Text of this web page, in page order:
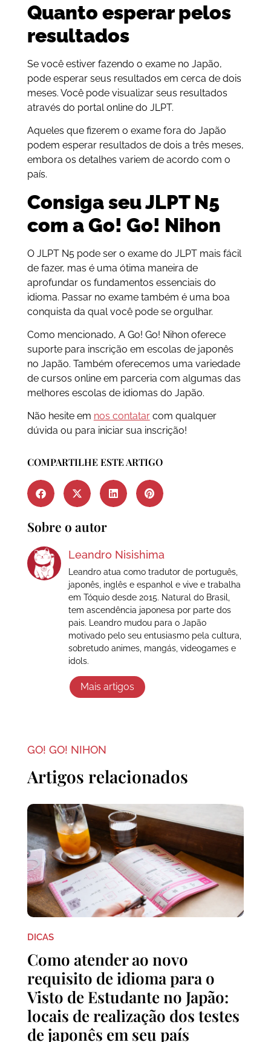
Quanto esperar pelos
resultados
Se você estiver fazendo o exame no Japão,
pode esperar seus resultados em cerca de dois
meses. Você pode visualizar seus resultados
através do portal online do JLPT.
Aqueles que fizerem o exame fora do Japão
podem esperar resultados de dois a três meses,
embora os detalhes variem de acordo com o
país.
Consiga seu JLPT N5
com a Go! Go! Nihon
O JLPT N5 pode ser o exame do JLPT mais fácil
de fazer, mas é uma ótima maneira de
aprofundar os fundamentos essenciais do
idioma. Passar no exame também é uma boa
conquista da qual você pode se orgulhar.
Como mencionado, A Go! Go! Nihon oferece
suporte para inscrição em escolas de japonês
no Japão. Também oferecemos uma variedade
de cursos online em parceria com algumas das
melhores escolas de idiomas do Japão.
Não hesite em nos contatarcom qualquer
dúvida ou para iniciar sua inscrição!
COMPARTILHE ESTE ARTIGO
Sobre o autor
Leandro Nisishima
Leandro atua como tradutor de português,
japonês, inglês e espanhol e vive e trabalha
em Tóquio desde 2015. Natural do Brasil,
tem ascendência japonesa por parte dos
pais. Leandro mudou para o Japão
motivado pelo seu entusiasmo pela cultura,
sobretudo animes, mangás, videogames e
idols.
Mais artigos
GO! GO! NIHON
Artigos relacionados
DICAS
Como atender ao novo
requisito de idioma para o
Visto de Estudante no Japão:
locais de realização dos testes
de japonês em seu país